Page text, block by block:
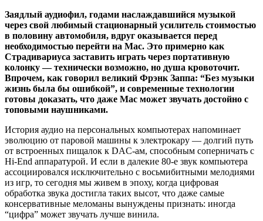
Заядлый аудиофил, годами наслаждавшийся музыкой
через свой любимый стационарный усилитель стоимостью
в половину автомобиля, вдруг оказывается перед
необходимостью перейти на Mac. Это примерно как
Страдивариуса заставить играть через портативную
колонку — технически возможно, но душа кровоточит.
Впрочем, как говорил великий Фрэнк Заппа: “Без музыки
жизнь была бы ошибкой”, и современные технологии
готовы доказать, что даже Mac может звучать достойно с
топовыми наушниками.
История аудио на персональных компьютерах напоминает
эволюцию от паровой машины к электрокару — долгий путь
от встроенных пищалок к DAC-ам, способным соперничать с
Hi-End аппаратурой. И если в далекие 80-е звук компьютера
ассоциировался исключительно с восьмибитными мелодиями
из игр, то сегодня мы живем в эпоху, когда цифровая
обработка звука достигла таких высот, что даже самые
консервативные меломаны вынуждены признать: иногда
“цифра” может звучать лучше винила.